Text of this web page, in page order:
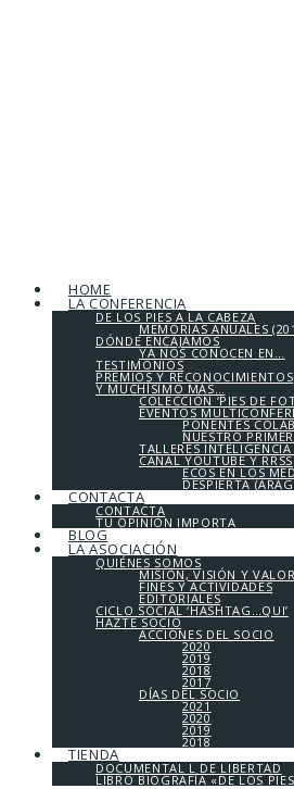
HOME
LA CONFERENCIA
DE LOS PIES A LA CABEZA
MEMORIAS ANUALES
DÓNDE ENCAJAMOS
YA NOS CONOCEN EN…
TESTIMONIOS
PREMIOS Y RECONOCIMIENTOS
Y MUCHÍSIMO MÁS…
COLECCIÓN ‘PIES DE
EVENTOS
PONENTES
NUESTRO
TALLERES
CANAL YOUTUBE Y RRSS
ECOS EN LOS
DESPIERTA
CONTACTA
CONTACTA
TU OPINIÓN IMPORTA
BLOG
LA ASOCIACIÓN
QUIÉNES SOMOS
MISIÓN, VISIÓN Y
FINES Y ACTIVIDADES
EDITORIALES
CICLO SOCIAL ‘HASHTAG…QUI’
HAZTE SOCIO
ACCIONES DEL SOCIO
2020
2019
2018
2017
DÍAS DEL SOCIO
2021
2020
2019
2018
TIENDA
DOCUMENTAL L DE LIBERTAD
LIBRO BIOGRAFÍA «DE LOS